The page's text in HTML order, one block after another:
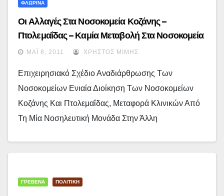
ΦΛΩΡΙΝΑ
Οι Αλλαγές Στα Νοσοκομεία Κοζάνης –
Πτολεμαΐδας – Καμία Μεταβολή Στα Νοσοκομεία
Φλώρινας, Καστοριάς, Γρεβενών
ΜΆΙ 8, 2011 ΧΡΉΣΤΟΣ ΜΊΜΗΣ
Επιχειρησιακό Σχέδιο Αναδιάρθρωσης Των
Νοσοκομείων Ενιαία Διοίκηση Των Νοσοκομείων
Κοζάνης Και Πτολεμαΐδας, Μεταφορά Κλινικών Από
Τη Μία Νοσηλευτική Μονάδα Στην Άλλη
ΓΡΕΒΕΝΑ ΠΟΛΙΤΙΚΗ